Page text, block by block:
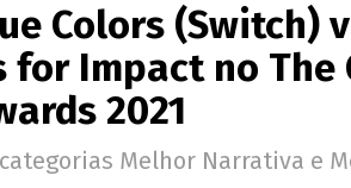
Colors (Switch)
for Impact no The
2021
Melhor Narrativa e